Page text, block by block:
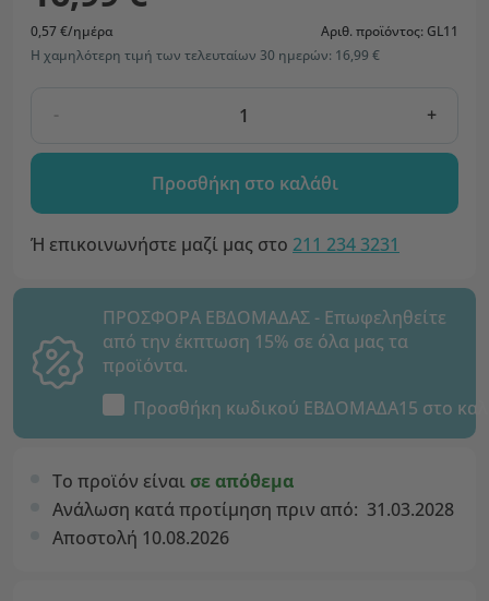
0,57 €/ημέρα
Αριθ. προϊόντος: GL11
Η χαμηλότερη τιμή των τελευταίων 30 ημερών: 16,99 €
- +
Προσθήκη στο καλάθι
Ή επικοινωνήστε μαζί μας στο 211 234 3231
ΠΡΟΣΦΟΡΑ ΕΒΔΟΜΑΔΑΣ - Επωφεληθείτε
από την έκπτωση 15% σε όλα μας τα
προϊόντα.
Προσθήκη κωδικού ΕΒΔΟΜΑΔΑ15 στο
Το προϊόν είναι σε απόθεμα
Ανάλωση κατά προτίμηση πριν από: 31.03.2028
Αποστολή 10.08.2026